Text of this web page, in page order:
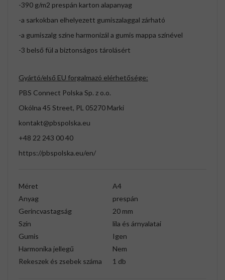
-390 g/m2 prespán karton alapanyag
-a sarkokban elhelyezett gumiszalaggal zárható
-a gumiszalg színe harmonizál a gumis mappa színével
-3 belső fül a biztonságos tárolásért
Gyártó/első EU forgalmazó elérhetősége:
PBS Connect Polska Sp. z o.o.
Okólna 45 Street, PL 05270 Marki
kontakt@pbspolska.eu
+48 22 243 00 40
https://pbspolska.eu/en/
Méret
A4
Anyag
prespán
Gerincvastagság
20 mm
Szín
lila és árnyalatai
Gumis
Igen
Harmonika jellegű
Nem
Rekeszek és zsebek száma
1 db